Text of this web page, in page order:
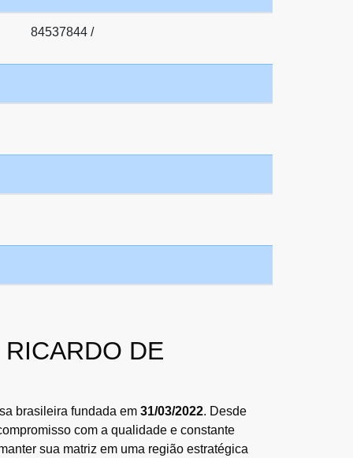
84537844 /
DE
brasileira fundada em 31/03/2022. Desde
com a qualidade e constante
sua matriz em uma região estratégica